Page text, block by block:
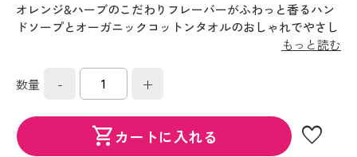
オレンジ&ハーブのこだわりフレーバーがふわっと香るハン
ドソープとオーガニックコットンタオルのおしゃれでやさし
もっと読む
数量 - +
shopping_cartカートに入れる favorite